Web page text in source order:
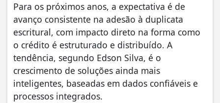
Para os próximos anos, a expectativa é de
avanço consistente na adesão à duplicata
escritural, com impacto direto na forma como
o crédito é estruturado e distribuído. A
tendência, segundo Edson Silva, é o
crescimento de soluções ainda mais
inteligentes, baseadas em dados confiáveis e
processos integrados.